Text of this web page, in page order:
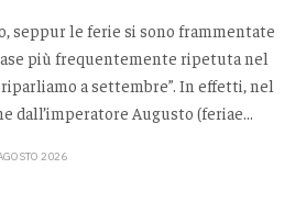
seppur le ferie si sono frammentate
più frequentemente ripetuta nel
riparliamo a settembre”. In effetti, nel
dall’imperatore Augusto (feriae...
2026